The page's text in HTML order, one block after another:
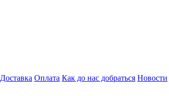
Доставка Оплата Как до нас добраться Новости